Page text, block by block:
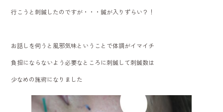
行こうと刺鍼したのですが・・・鍼が入りずらい？！
お話しを伺うと風邪気味ということで体調がイマイチ
負担にならないよう必要なところに刺鍼して刺鍼数は
少なめの施術になりました